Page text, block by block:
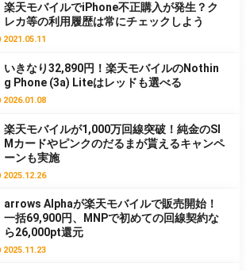
楽天モバイルでiPhone不正購入が発生？ク
レカ等の利用履歴は常にチェックしよう
2021.05.11
いきなり32,890円！楽天モバイルのNothin
g Phone (3a) Liteはレッドも選べる
2026.01.08
楽天モバイルが1,000万回線突破！純金のSI
Mカードやピンクのだるまが貰えるキャンペ
ーンも実施
2025.12.26
arrows Alphaが楽天モバイルで販売開始！
一括69,900円、MNPで初めての回線契約な
ら26,000pt還元
2025.11.23